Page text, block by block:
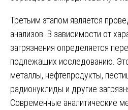
Третьим этапом является
анализов. В зависимости от
загрязнения определяется
подлежащих исследованию.
металлы, нефтепродукты,
радионуклиды и другие
Современные аналитические